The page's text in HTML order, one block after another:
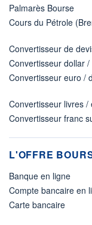
Palmarès Bourse
Cours du Pétrole
Convertisseur de
Convertisseur dollar /
Convertisseur euro /
Convertisseur livres /
Convertisseur franc
L'OFFRE
Banque en ligne
Compte bancaire en
Carte bancaire